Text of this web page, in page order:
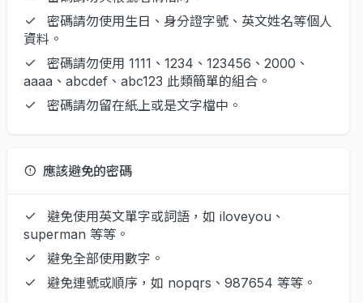
密碼請勿使用生日、身分證字號、英文姓名等個人
資料。
密碼請勿使用 1111、1234、123456、2000、
aaaa、abcdef、abc123 此類簡單的組合。
密碼請勿留在紙上或是文字檔中。
應該避免的密碼
避免使用英文單字或詞語，如 iloveyou、
superman 等等。
避免全部使用數字。
避免連號或順序，如 nopqrs、987654 等等。